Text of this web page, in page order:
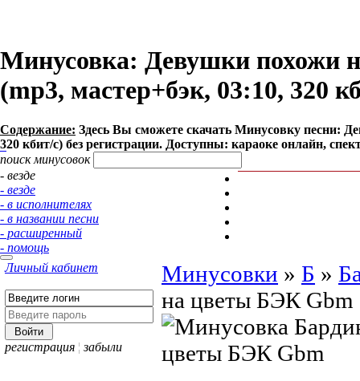
Минусовка: Девушки похожи
(mp3, мастер+бэк, 03:10, 320
Содержание: Здесь Вы сможете cкачать Минусовку песни:
320 кбит/с) без регистрации. Доступны: караоке онлайн,
поиск минусовок
- везде
- везде
- в исполнителях
- в названии песни
- расширенный
- помощь
Личный кабинет
регистрация ¦ забыли
Минусовки » Б »
на цветы БЭК Gbm